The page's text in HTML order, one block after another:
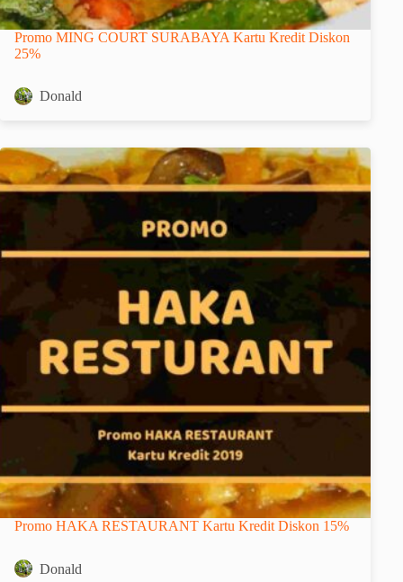
Promo MING COURT SURABAYA Kartu Kredit Diskon
25%
Donald
Promo HAKA RESTAURANT Kartu Kredit Diskon 15%
Donald